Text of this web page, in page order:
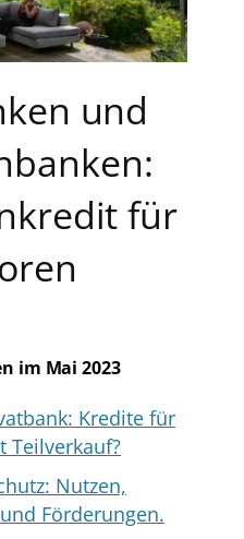
und
für
im Mai 2023
Kredite für
Teilverkauf?
Nutzen,
Förderungen.